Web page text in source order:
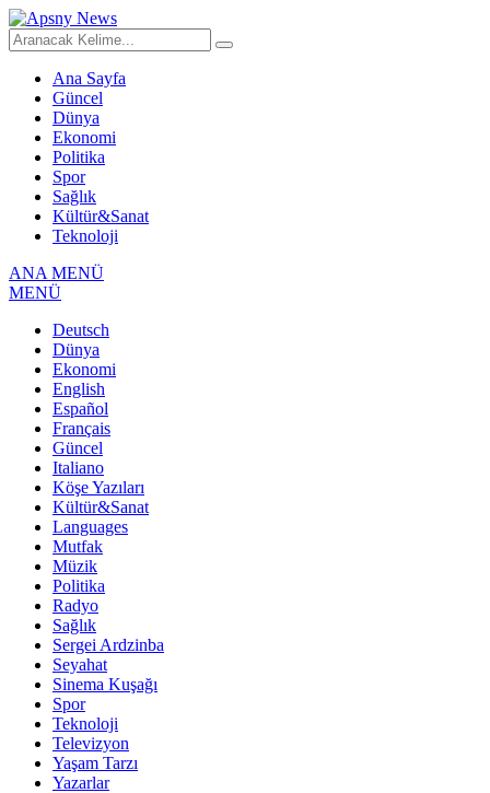
Ana Sayfa
Güncel
Dünya
Ekonomi
Politika
Spor
Sağlık
Kültür&Sanat
Teknoloji
ANA MENÜ
MENÜ
Deutsch
Dünya
Ekonomi
English
Español
Français
Güncel
Italiano
Köşe Yazıları
Kültür&Sanat
Languages
Mutfak
Müzik
Politika
Radyo
Sağlık
Sergei Ardzinba
Seyahat
Sinema Kuşağı
Spor
Teknoloji
Televizyon
Yaşam Tarzı
Yazarlar